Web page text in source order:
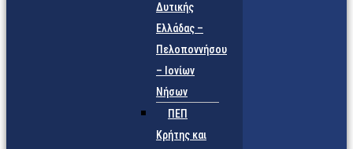
Δυτικής
Ελλάδας –
Πελοποννήσου
– Ιονίων
Νήσων
ΠΕΠ
Κρήτης και